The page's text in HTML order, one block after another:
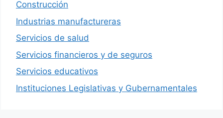
Construcción
Industrias manufactureras
Servicios de salud
Servicios financieros y de seguros
Servicios educativos
Instituciones Legislativas y Gubernamentales